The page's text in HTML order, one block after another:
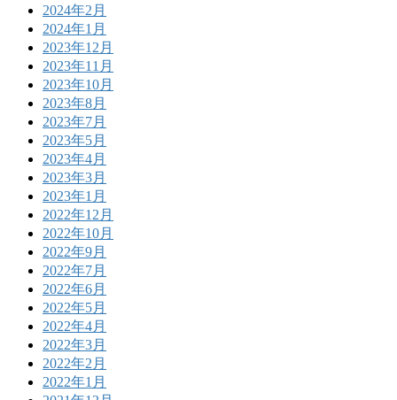
2024年2月
2024年1月
2023年12月
2023年11月
2023年10月
2023年8月
2023年7月
2023年5月
2023年4月
2023年3月
2023年1月
2022年12月
2022年10月
2022年9月
2022年7月
2022年6月
2022年5月
2022年4月
2022年3月
2022年2月
2022年1月